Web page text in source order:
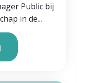
Public bij
in de...